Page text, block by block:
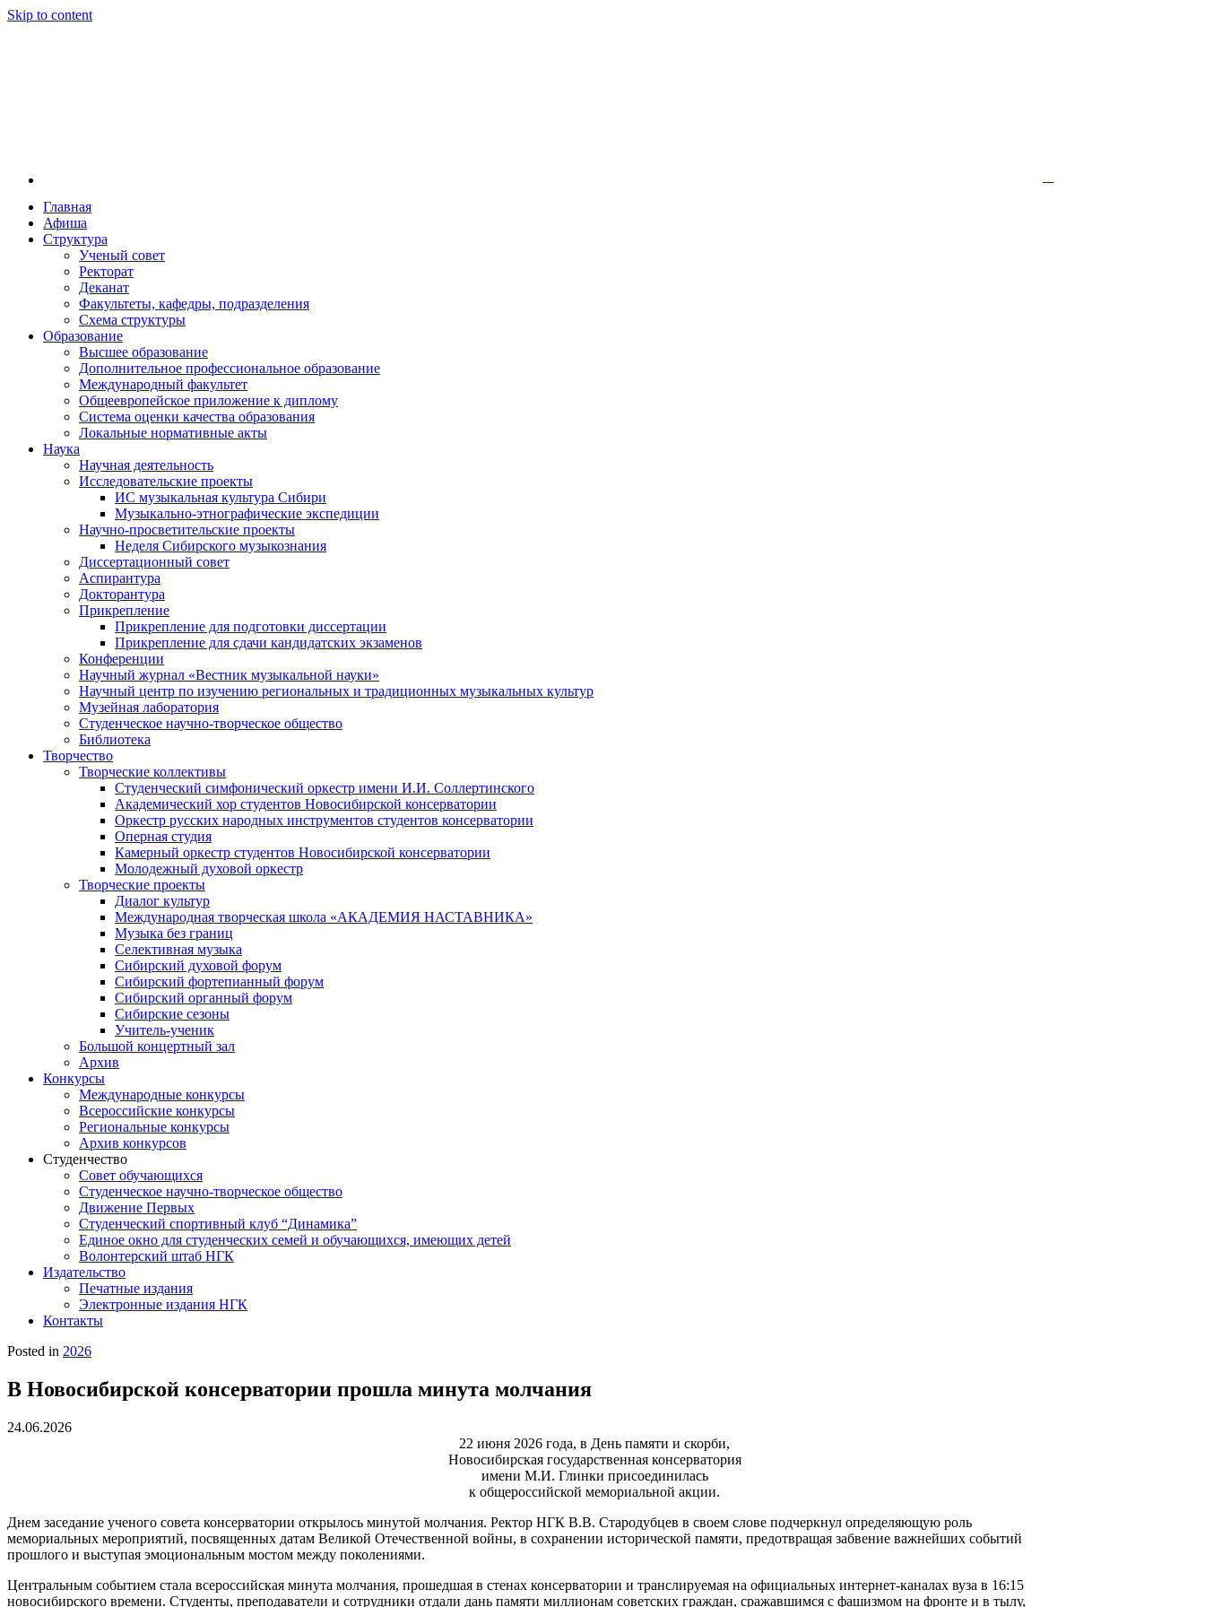
Skip to content
Новосибирская государственная консерватория имени М. И. Глинки
Новосибирская государственная консерватория имени М. И. Глинки — высшее музыкальное учебное заведение в Новосибирске. Основанная в 1956
году распоряжением совмина РСФСР и указом министерства культуры РСФСР, консерватория стала первым музыкальным высшим учебным
заведением в Сибири[2] и до сих пор остаётся единственным за пределами европейской части России[3]. С 1957 года она носит имя Михаила Ивановича
Глинки.
Главная
Афиша
Структура
Ученый совет
Ректорат
Деканат
Факультеты, кафедры, подразделения
Схема структуры
Образование
Высшее образование
Дополнительное профессиональное образование
Международный факультет
Общеевропейское приложение к диплому
Система оценки качества образования
Локальные нормативные акты
Наука
Научная деятельность
Исследовательские проекты
ИС музыкальная культура Сибири
Музыкально-этнографические экспедиции
Научно-просветительские проекты
Неделя Сибирского музыкознания
Диссертационный совет
Аспирантура
Докторантура
Прикрепление
Прикрепление для подготовки диссертации
Прикрепление для сдачи кандидатских экзаменов
Конференции
Научный журнал «Вестник музыкальной науки»
Научный центр по изучению региональных и традиционных музыкальных культур
Музейная лаборатория
Студенческое научно-творческое общество
Библиотека
Творчество
Творческие коллективы
Студенческий симфонический оркестр имени И.И. Соллертинского
Академический хор студентов Новосибирской консерватории
Оркестр русских народных инструментов студентов консерватории
Оперная студия
Камерный оркестр студентов Новосибирской консерватории
Молодежный духовой оркестр
Творческие проекты
Диалог культур
Международная творческая школа «АКАДЕМИЯ НАСТАВНИКА»
Музыка без границ
Селективная музыка
Сибирский духовой форум
Сибирский фортепианный форум
Сибирский органный форум
Сибирские сезоны
Учитель-ученик
Большой концертный зал
Архив
Конкурсы
Международные конкурсы
Всероссийские конкурсы
Региональные конкурсы
Архив конкурсов
Студенчество
Совет обучающихся
Студенческое научно-творческое общество
Движение Первых
Студенческий спортивный клуб “Динамика”
Единое окно для студенческих семей и обучающихся, имеющих детей
Волонтерский штаб НГК
Издательство
Печатные издания
Электронные издания НГК
Контакты
Posted in 2026
В Новосибирской консерватории прошла минута молчания
24.06.2026
22 июня 2026 года, в День памяти и скорби,
Новосибирская государственная консерватория
имени М.И. Глинки присоединилась
к общероссийской мемориальной акции.
Днем заседание ученого совета консерватории открылось минутой молчания. Ректор НГК В.В. Стародубцев в своем слове подчеркнул определяющую роль
мемориальных мероприятий, посвященных датам Великой Отечественной войны, в сохранении исторической памяти, предотвращая забвение важнейших событий
прошлого и выступая эмоциональным мостом между поколениями.
Центральным событием стала всероссийская минута молчания, прошедшая в стенах консерватории и транслируемая на официальных интернет-каналах вуза в 16:15
новосибирского времени. Студенты, преподаватели и сотрудники отдали дань памяти миллионам советских граждан, сражавшимся с фашизмом на фронте и в тылу,